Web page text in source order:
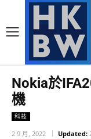
Nokia於
機
科技
2 9 月, 2022 Updated: